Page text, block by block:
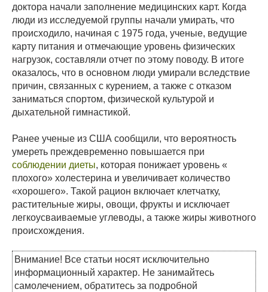
доктора начали заполнение медицинских карт. Когда
люди из исследуемой группы начали умирать, что
происходило, начиная с 1975 года, ученые, ведущие
карту питания и отмечающие уровень физических
нагрузок, составляли отчет по этому поводу. В итоге
оказалось, что в основном люди умирали вследствие
причин, связанных с курением, а также с отказом
заниматься спортом, физической культурой и
дыхательной гимнастикой.
Ранее ученые из США сообщили, что вероятность
умереть преждевременно повышается при
соблюдении диеты, которая понижает уровень «
плохого» холестерина и увеличивает количество
«хорошего». Такой рацион включает клетчатку,
растительные жиры, овощи, фрукты и исключает
легкоусваиваемые углеводы, а также жиры животного
происхождения.
Внимание! Все статьи носят исключительно
информационный характер. Не занимайтесь
самолечением, обратитесь за подробной